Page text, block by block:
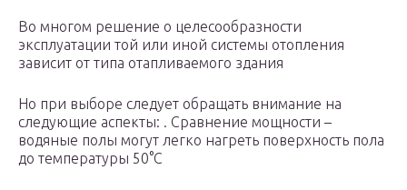
Во многом решение о целесообразности
эксплуатации той или иной системы отопления
зависит от типа отапливаемого здания
Но при выборе следует обращать внимание на
следующие аспекты: . Сравнение мощности –
водяные полы могут легко нагреть поверхность пола
до температуры 50°С